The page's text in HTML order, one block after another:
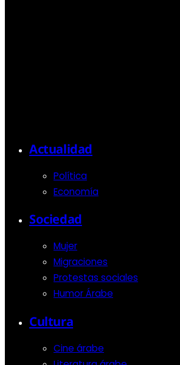
Actualidad
Política
Economía
Sociedad
Mujer
Migraciones
Protestas sociales
Humor Árabe
Cultura
Cine árabe